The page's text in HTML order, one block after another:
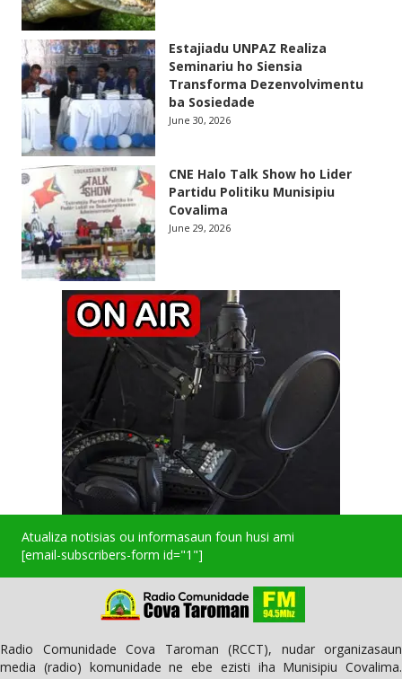
Estajiadu UNPAZ Realiza
Seminariu ho Siensia
Transforma Dezenvolvimentu
ba Sosiedade
June 30, 2026
CNE Halo Talk Show ho Lider
Partidu Politiku Munisipiu
Covalima
June 29, 2026
Atualiza notisias ou informasaun foun husi ami
[email-subscribers-form id="1"]
Radio Comunidade Cova Taroman (RCCT), nudar organizasaun
media (radio) komunidade ne ebe ezisti iha Munisipiu Covalima.